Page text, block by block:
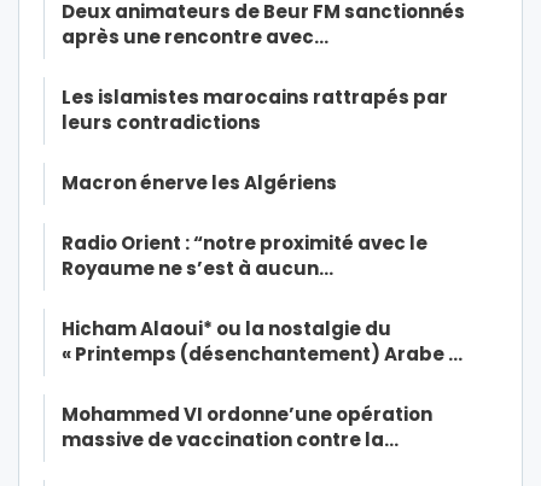
Deux animateurs de Beur FM sanctionnés
après une rencontre avec…
Les islamistes marocains rattrapés par
leurs contradictions
Macron énerve les Algériens
Radio Orient : “notre proximité avec le
Royaume ne s’est à aucun…
Hicham Alaoui* ou la nostalgie du
« Printemps (désenchantement) Arabe …
Mohammed VI ordonne’une opération
massive de vaccination contre la…